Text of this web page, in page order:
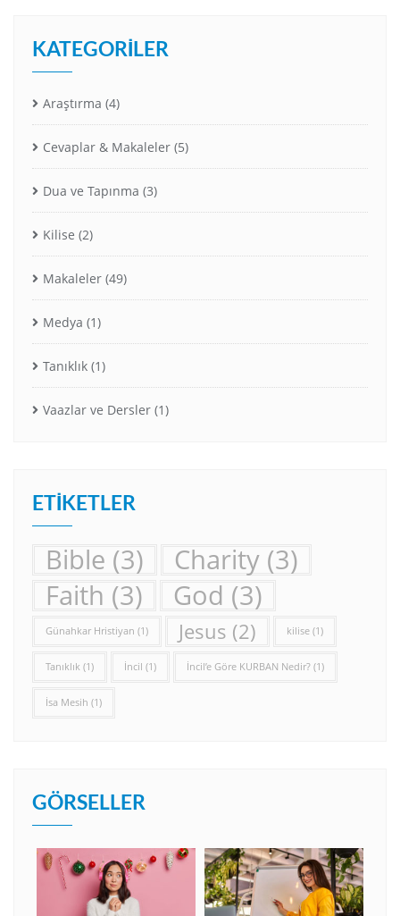
KATEGORILER
Araştırma (4)
Cevaplar & Makaleler (5)
Dua ve Tapınma (3)
Kilise (2)
Makaleler (49)
Medya (1)
Tanıklık (1)
Vaazlar ve Dersler (1)
ETIKETLER
Bible (3) Charity (3)
Faith (3) God (3)
Günahkar Hristiyan (1) Jesus (2) kilise (1)
Tanıklık (1) İncil (1) İncil’e Göre KURBAN Nedir? (1)
İsa Mesih (1)
GÖRSELLER